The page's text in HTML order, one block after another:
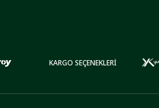
KARGO SEÇENEKLERİ